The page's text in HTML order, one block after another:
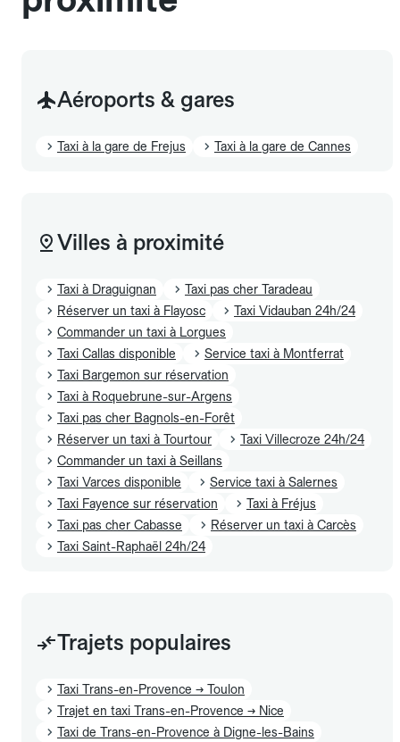
Aéroports & gares
Taxi à la gare de Frejus Taxi à la gare de Cannes
Villes à proximité
Taxi à Draguignan
Taxi pas cher Taradeau
Réserver un taxi à Flayosc
Taxi Vidauban 24h/24
Commander un taxi à Lorgues
Taxi Callas disponible
Service taxi à Montferrat
Taxi Bargemon sur réservation
Taxi à Roquebrune-sur-Argens
Taxi pas cher Bagnols-en-Forêt
Réserver un taxi à Tourtour
Taxi Villecroze 24h/24
Commander un taxi à Seillans
Taxi Varces disponible
Service taxi à Salernes
Taxi Fayence sur réservation
Taxi à Fréjus
Taxi pas cher Cabasse
Réserver un taxi à Carcès
Taxi Saint-Raphaël 24h/24
Trajets populaires
Taxi Trans-en-Provence → Toulon
Trajet en taxi Trans-en-Provence → Nice
Taxi de Trans-en-Provence à Digne-les-Bains